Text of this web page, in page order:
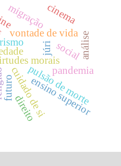
cuidado de si
morais
pulsão de morte
vontade de vida
futuro
pandemia
análise
ensino superior
social
migração
direito
júri
cinema